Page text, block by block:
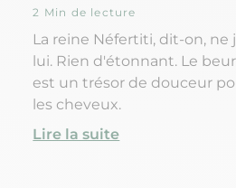
2 Min de lecture
La reine Néfertiti, dit-on, ne
lui. Rien d'étonnant. Le
est un trésor de douceur
les cheveux.
Lire la suite